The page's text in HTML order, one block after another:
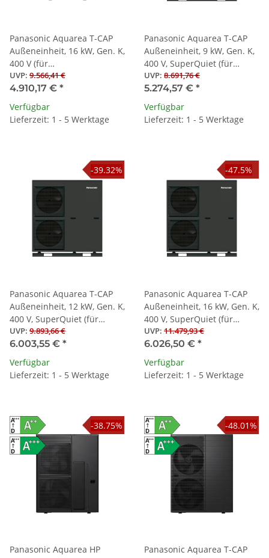
Panasonic Aquarea T-CAP
Außeneinheit, 16 kW, Gen. K,
400 V (für
Splitwärmepumpen)
UVP: 9.566,41 €
4.910,17 € *
Verfügbar
Lieferzeit: 1 - 5 Werktage
Panasonic Aquarea T-CAP
Außeneinheit, 9 kW, Gen. K,
400 V, SuperQuiet (für
Splitwärmepumpen)
UVP: 8.691,76 €
5.274,57 € *
Verfügbar
Lieferzeit: 1 - 5 Werktage
-39.32%
Panasonic Aquarea T-CAP
Außeneinheit, 12 kW, Gen. K,
400 V, SuperQuiet (für
Splitwärmepumpen)
UVP: 9.893,66 €
6.003,55 € *
Verfügbar
Lieferzeit: 1 - 5 Werktage
-47.5%
Panasonic Aquarea T-CAP
Außeneinheit, 16 kW, Gen. K,
400 V, SuperQuiet (für
Splitwärmepumpen)
UVP: 11.479,93 €
6.026,50 € *
Verfügbar
Lieferzeit: 1 - 5 Werktage
-38.75%
Panasonic Aquarea HP
-48.01%
Panasonic Aquarea T-CAP